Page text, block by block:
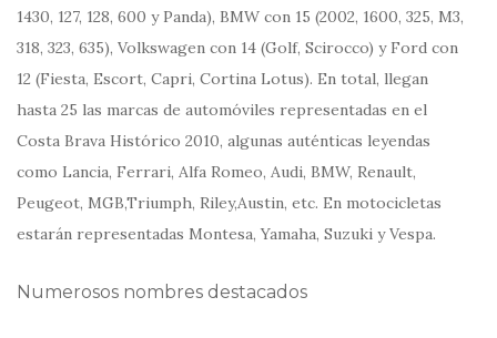
1430, 127, 128, 600 y Panda), BMW con 15 (2002, 1600, 325, M3,
318, 323, 635), Volkswagen con 14 (Golf, Scirocco) y Ford con
12 (Fiesta, Escort, Capri, Cortina Lotus). En total, llegan
hasta 25 las marcas de automóviles representadas en el
Costa Brava Histórico 2010, algunas auténticas leyendas
como Lancia, Ferrari, Alfa Romeo, Audi, BMW, Renault,
Peugeot, MGB,Triumph, Riley,Austin, etc. En motocicletas
estarán representadas Montesa, Yamaha, Suzuki y Vespa.
Numerosos nombres destacados